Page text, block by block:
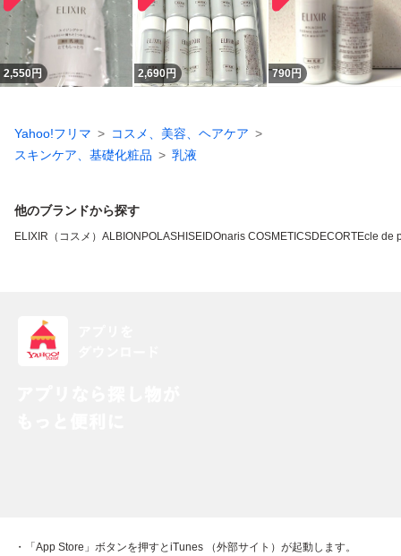
2,550円 2,690円 790円
Yahoo!フリマ
コスメ、美容、ヘアケア
スキンケア、基礎化粧品
乳液
他のブランドから探す
ELIXIR（コスメ） ALBION POLASHISEIDOnaris COSMETICSDECORTEcle de
・「App Store」ボタンを押すとiTunes （外部サイト）が起動します。